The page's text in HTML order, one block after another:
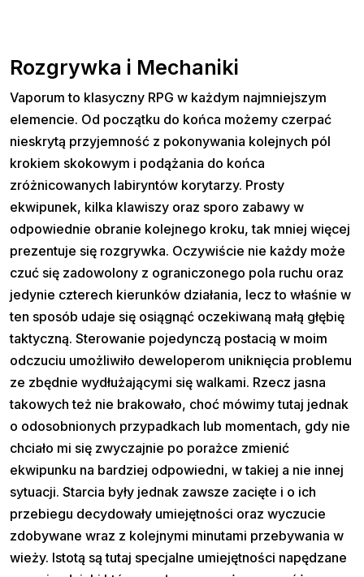
Rozgrywka i Mechaniki
Vaporum to klasyczny RPG w każdym najmniejszym
elemencie. Od początku do końca możemy czerpać
nieskrytą przyjemność z pokonywania kolejnych pól
krokiem skokowym i podążania do końca
zróżnicowanych labiryntów korytarzy. Prosty
ekwipunek, kilka klawiszy oraz sporo zabawy w
odpowiednie obranie kolejnego kroku, tak mniej więcej
prezentuje się rozgrywka. Oczywiście nie każdy może
czuć się zadowolony z ograniczonego pola ruchu oraz
jedynie czterech kierunków działania, lecz to właśnie w
ten sposób udaje się osiągnąć oczekiwaną małą głębię
taktyczną. Sterowanie pojedynczą postacią w moim
odczuciu umożliwiło deweloperom uniknięcia problemu
ze zbędnie wydłużającymi się walkami. Rzecz jasna
takowych też nie brakowało, choć mówimy tutaj jednak
o odosobnionych przypadkach lub momentach, gdy nie
chciało mi się zwyczajnie po porażce zmienić
ekwipunku na bardziej odpowiedni, w takiej a nie innej
sytuacji. Starcia były jednak zawsze zacięte i o ich
przebiegu decydowały umiejętności oraz wyczucie
zdobywane wraz z kolejnymi minutami przebywania w
wieży. Istotą są tutaj specjalne umiejętności napędzane